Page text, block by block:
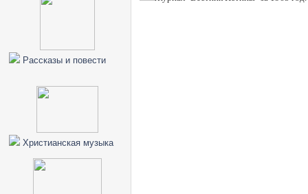
Рассказы и повести
Христианская музыка